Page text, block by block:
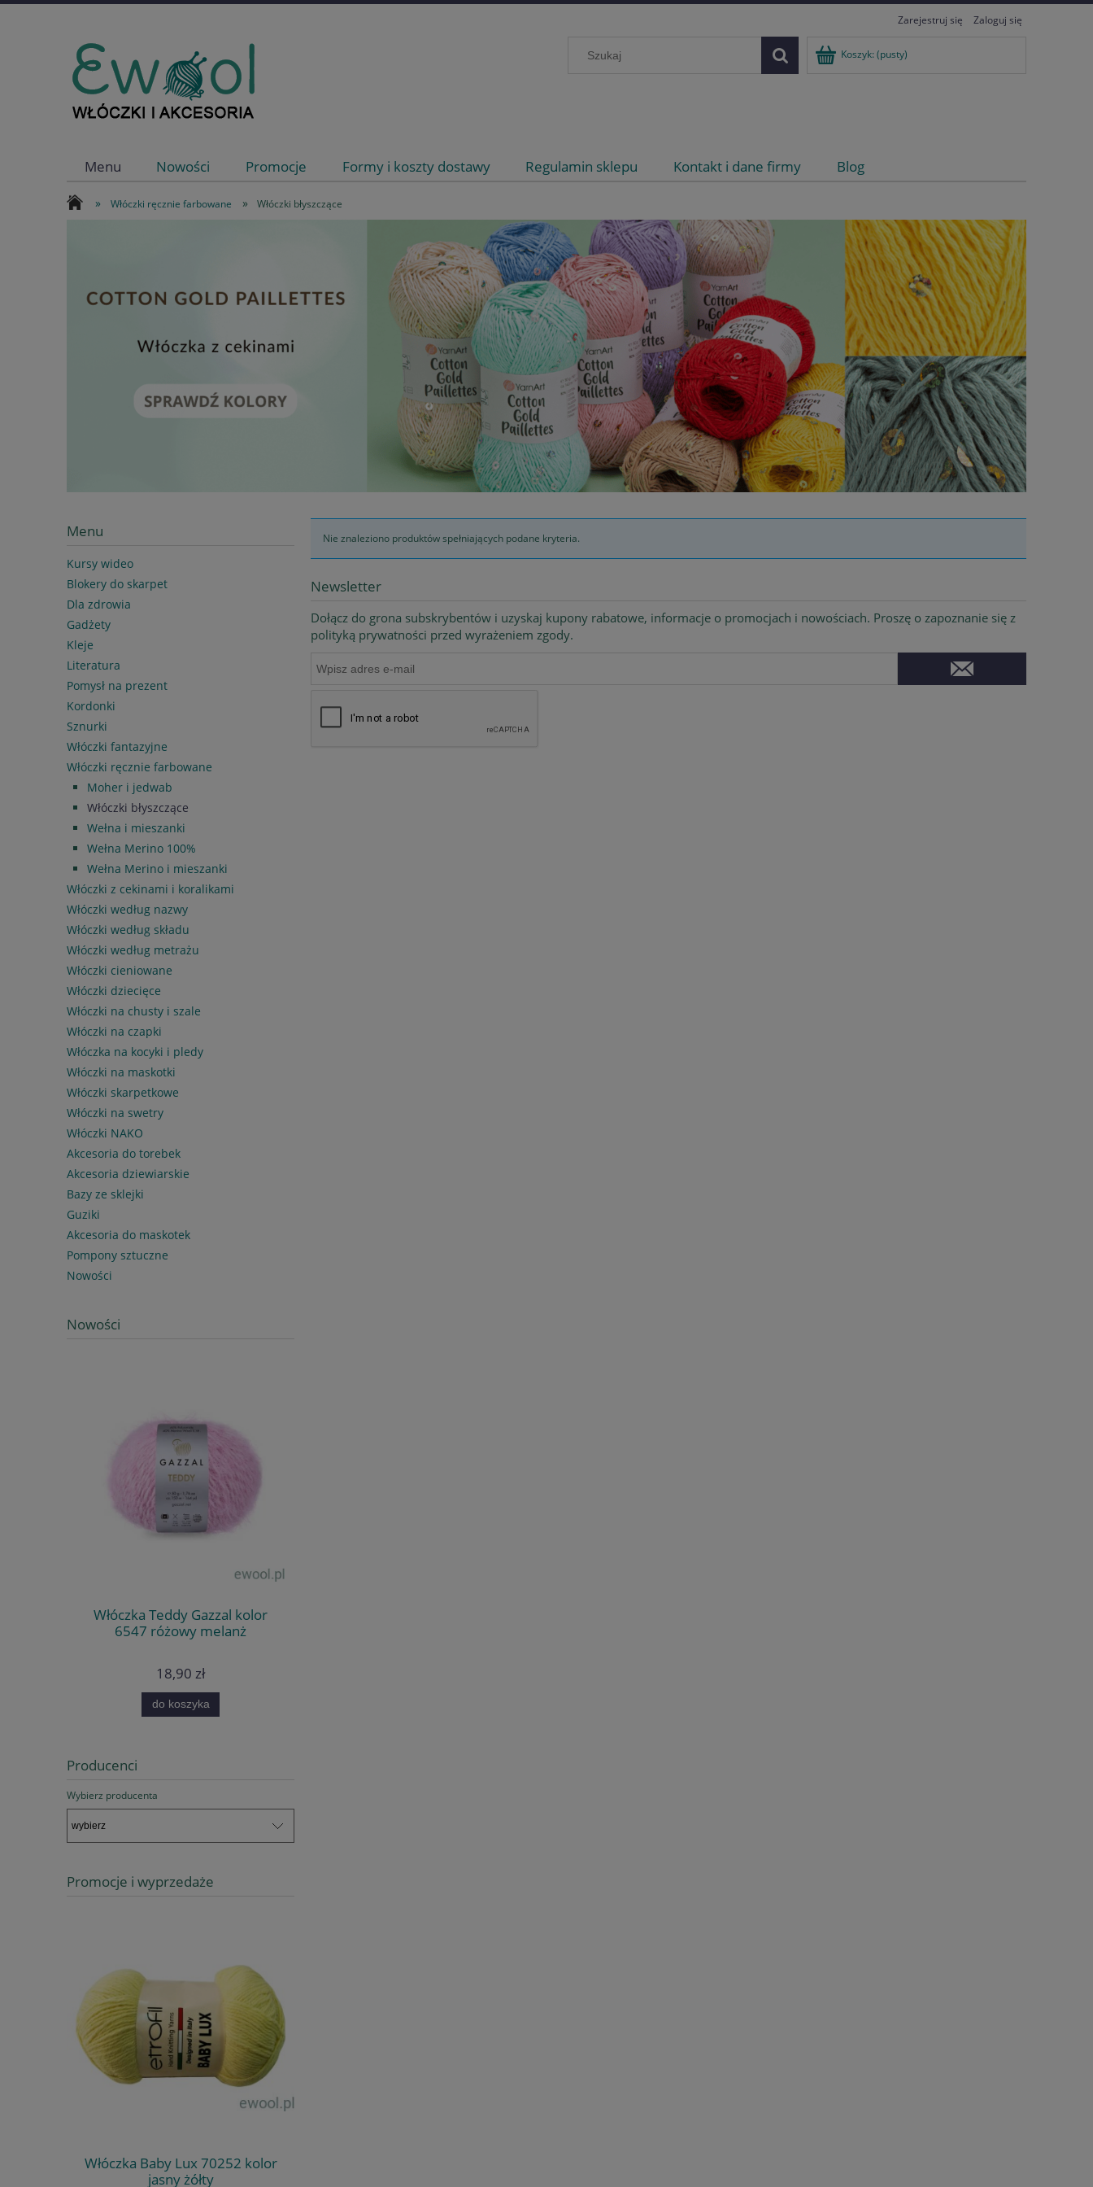
Zarejestruj się Zaloguj się
Koszyk: (pusty)
Menu Nowości Promocje Formy i koszty dostawy Regulamin sklepu Kontakt i dane firmy Blog
» Włóczki ręcznie farbowane » Włóczki błyszczące
Menu
Kursy wideo
Blokery do skarpet
Dla zdrowia
Gadżety
Kleje
Literatura
Pomysł na prezent
Kordonki
Sznurki
Włóczki fantazyjne
Włóczki ręcznie farbowane
Moher i jedwab
Włóczki błyszczące
Wełna i mieszanki
Wełna Merino 100%
Wełna Merino i mieszanki
Włóczki z cekinami i koralikami
Włóczki według nazwy
Włóczki według składu
Włóczki według metrażu
Włóczki cieniowane
Włóczki dziecięce
Włóczki na chusty i szale
Włóczki na czapki
Włóczka na kocyki i pledy
Włóczki na maskotki
Włóczki skarpetkowe
Włóczki na swetry
Włóczki NAKO
Akcesoria do torebek
Akcesoria dziewiarskie
Bazy ze sklejki
Guziki
Akcesoria do maskotek
Pompony sztuczne
Nowości
Nowości
Włóczka Teddy Gazzal kolor
6547 różowy melanż
18,90 zł
do koszyka
Producenci
Wybierz producenta
Promocje i wyprzedaże
Włóczka Baby Lux 70252 kolor
jasny żółty
Nie znaleziono produktów spełniających podane kryteria.
Newsletter
Dołącz do grona subskrybentów i uzyskaj kupony rabatowe, informacje o promocjach i nowościach. Proszę o zapoznanie się z
polityką prywatności przed wyrażeniem zgody.